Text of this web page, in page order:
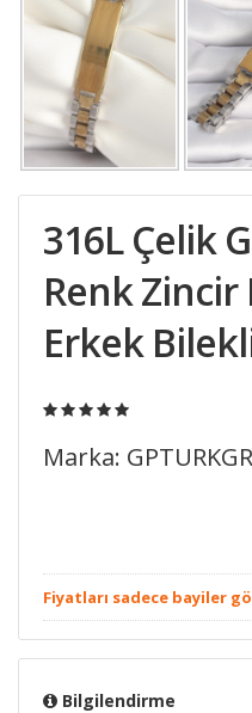
316L Çelik
Renk
Erkek
Marka:
Fiyatları sadece bayiler
Bilgilendirme